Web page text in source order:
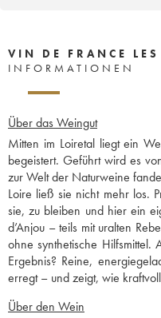
VIN DE FRANCE
INFORMATIONEN
Über das Weingut
Mitten im Loiretal liegt ein
begeistert. Geführt wird es
zur Welt der Naturweine
Loire ließ sie nicht mehr los.
sie, zu bleiben und hier ein
d’Anjou – teils mit uralten
ohne synthetische
Ergebnis? Reine,
erregt – und zeigt, wie
Über den Wein